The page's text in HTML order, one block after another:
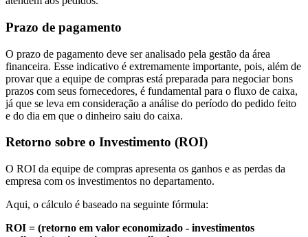
Prazo de pagamento
O prazo de pagamento deve ser analisado pela gestão da área
financeira. Esse indicativo é extremamente importante, pois, além de
provar que a equipe de compras está preparada para negociar bons
prazos com seus fornecedores, é fundamental para o fluxo de caixa,
já que se leva em consideração a análise do período do pedido feito
e do dia em que o dinheiro saiu do caixa.
Retorno sobre o Investimento (ROI)
O ROI da equipe de compras apresenta os ganhos e as perdas da
empresa com os investimentos no departamento.
Aqui, o cálculo é baseado na seguinte fórmula:
ROI = (retorno em valor economizado - investimentos